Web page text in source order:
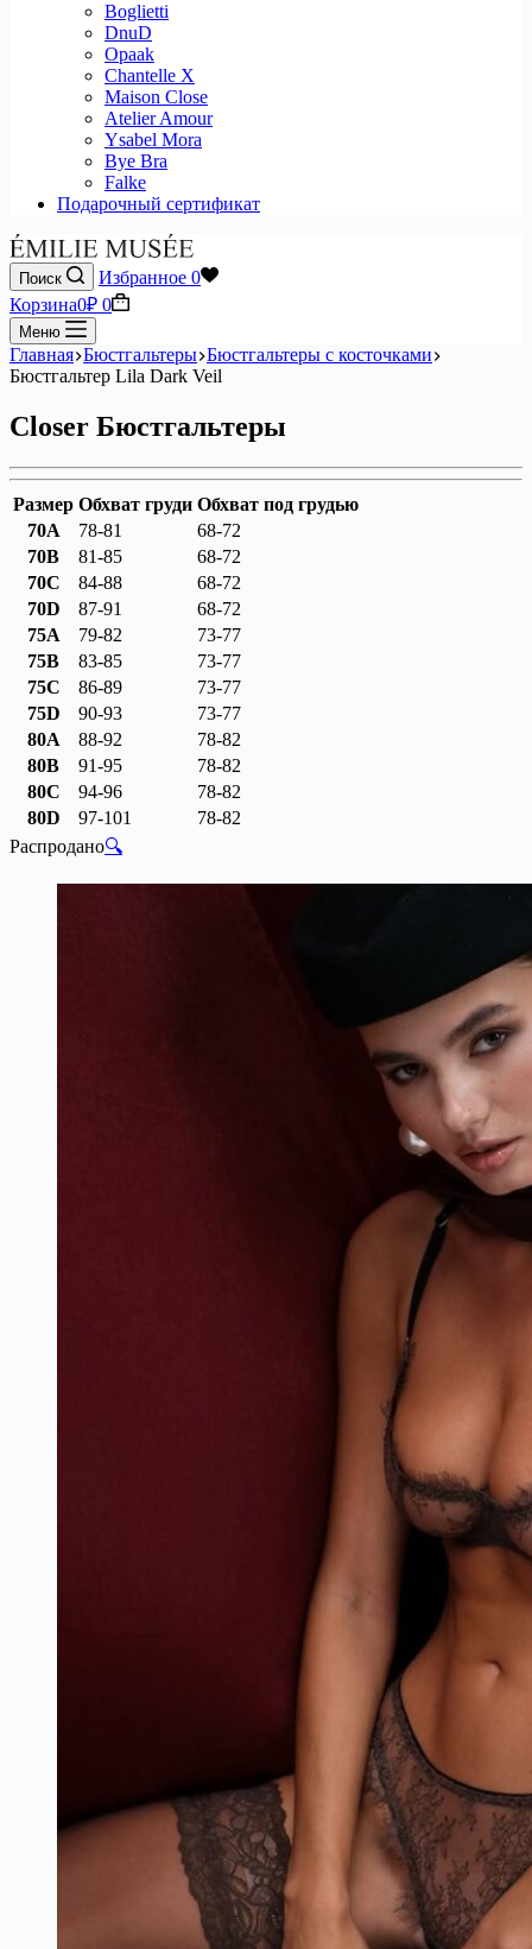
Boglietti
DnuD
Opaak
Chantelle X
Maison Close
Atelier Amour
Ysabel Mora
Bye Bra
Falke
Подарочный сертификат
Поиск Избранное 0
Корзина0₽ 0
Меню
Главная Бюстгальтеры Бюстгальтеры с косточками
Бюстгальтер Lila Dark Veil
Closer Бюстгальтеры
Размер Обхват груди Обхват под грудью
70A
78-81
68-72
70B
81-85
68-72
70C
84-88
68-72
70D
87-91
68-72
75A
79-82
73-77
75B
83-85
73-77
75C
86-89
73-77
75D
90-93
73-77
80A
88-92
78-82
80B
91-95
78-82
80C
94-96
78-82
80D
97-101
78-82
Распродано🔍